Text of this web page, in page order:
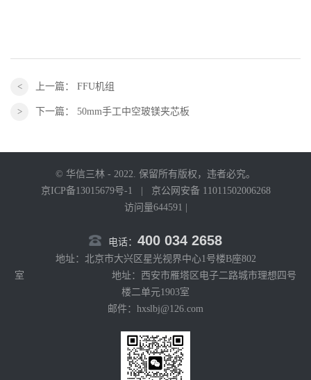
上一篇： FFU机组
下一篇： 50mm手工中空玻镁夹芯板
© 华信三林 - 2022. 保留所有版权，违者必究。
京ICP备13015679号-1 | 京公网安备 11011502006268
访问量644591 |
电话： 400 034 2658
地址：北京市大兴区星光视界中心1号楼B座802
室 地址：西安市雁塔区电子二路城市理想四号
楼二单元1903室
邮件：hxslbj@126.com